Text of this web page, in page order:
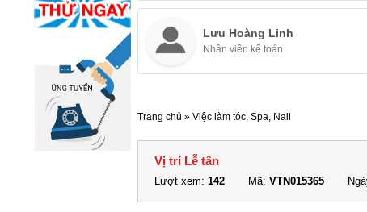
Lưu Hoàng Linh
Nhân viên kế toán
Trang chủ » Việc làm tóc, Spa, Nail
Vị trí Lễ tân
Lượt xem: 142 Mã: VTN015365